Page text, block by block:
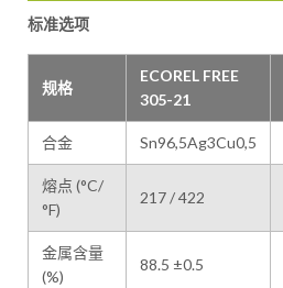
标准选项
规格
ECOREL FREE
305-21
合金 Sn96,5Ag3Cu0,5
熔点 (°C/
°F)
217 / 422
金属含量
(%)
88.5 ±0.5